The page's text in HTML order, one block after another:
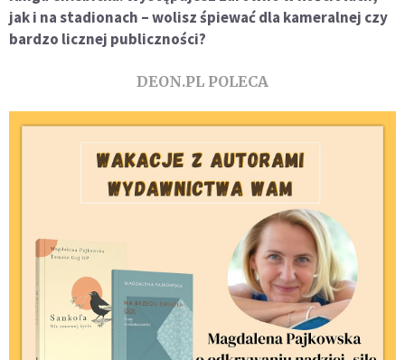
jak i na stadionach – wolisz śpiewać dla kameralnej czy
bardzo licznej publiczności?
DEON.PL POLECA